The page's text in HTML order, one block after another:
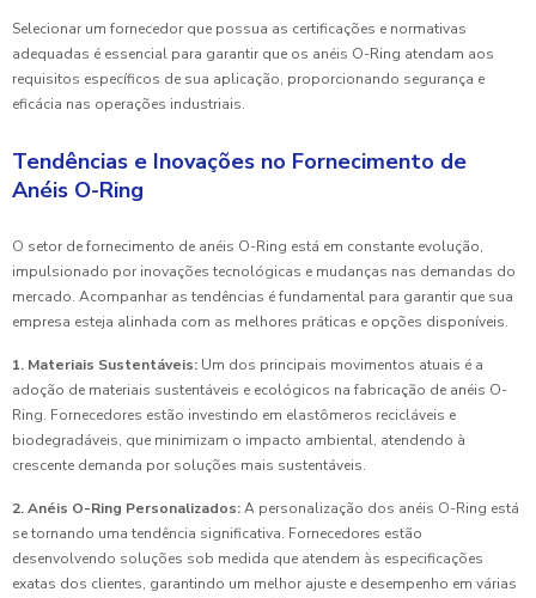
Selecionar um fornecedor que possua as certificações e normativas
adequadas é essencial para garantir que os anéis O-Ring atendam aos
requisitos específicos de sua aplicação, proporcionando segurança e
eficácia nas operações industriais.
Tendências e Inovações no Fornecimento de
Anéis O-Ring
O setor de fornecimento de anéis O-Ring está em constante evolução,
impulsionado por inovações tecnológicas e mudanças nas demandas do
mercado. Acompanhar as tendências é fundamental para garantir que sua
empresa esteja alinhada com as melhores práticas e opções disponíveis.
1. Materiais Sustentáveis: Um dos principais movimentos atuais é a
adoção de materiais sustentáveis e ecológicos na fabricação de anéis O-
Ring. Fornecedores estão investindo em elastômeros recicláveis e
biodegradáveis, que minimizam o impacto ambiental, atendendo à
crescente demanda por soluções mais sustentáveis.
2. Anéis O-Ring Personalizados:A personalização dos anéis O-Ring está
se tornando uma tendência significativa. Fornecedores estão
desenvolvendo soluções sob medida que atendem às especificações
exatas dos clientes, garantindo um melhor ajuste e desempenho em várias